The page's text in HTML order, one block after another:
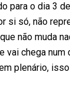
para o dia 3
si só, não
não muda
vai chega
plenário, isso